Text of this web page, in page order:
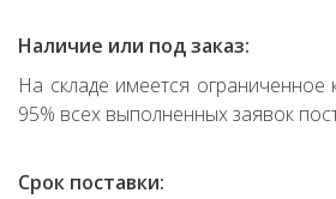
Наличие или под заказ:
На складе имеется ограниченное
95% всех выполненных заявок
Срок поставки: